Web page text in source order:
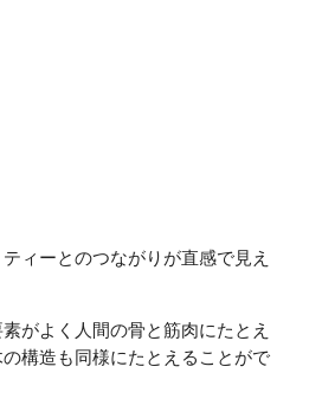
ィーとのつながりが直感で見え
がよく人間の骨と筋肉にたとえ
構造も同様にたとえることがで